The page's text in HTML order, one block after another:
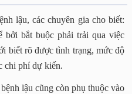
lậu, các chuyên gia cho biết:
bởi bắt buộc phải trải qua việc
biết rõ được tình trạng, mức độ
chi phí dự kiến.
lậu cũng còn phụ thuộc vào